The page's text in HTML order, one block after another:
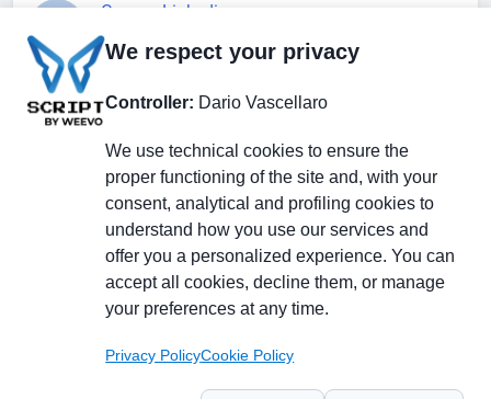
Gruppo Linkedin
Pagina Facebook
X.com
Il Giornale delle PMI.
Testata giornalistica
registrata al Tribunale di
Milano n. 353 del 19
novembre 2013 Powered By
Disclaimer Privacy PolicyCookie
We respect your privacy
Controller: Dario Vascellaro
We use technical cookies to ensure the
proper functioning of the site and, with your
consent, analytical and profiling cookies to
understand how you use our services and
offer you a personalized experience. You can
accept all cookies, decline them, or manage
your preferences at any time.
Privacy PolicyCookie Policy